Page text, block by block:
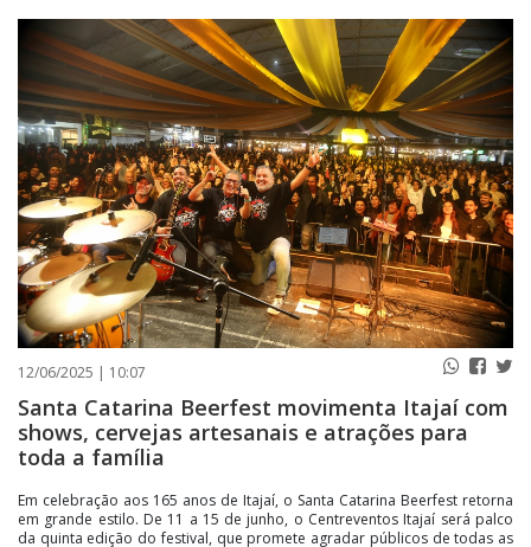
JORNAIS
PUBLICAÇÕES LEGAIS
CONTATO
12/06/2025 | 10:07
Santa Catarina Beerfest movimenta Itajaí com
shows, cervejas artesanais e atrações para
toda a família
Em celebração aos 165 anos de Itajaí, o Santa Catarina Beerfest retorna
em grande estilo. De 11 a 15 de junho, o Centreventos Itajaí será palco
da quinta edição do festival, que promete agradar públicos de todas as